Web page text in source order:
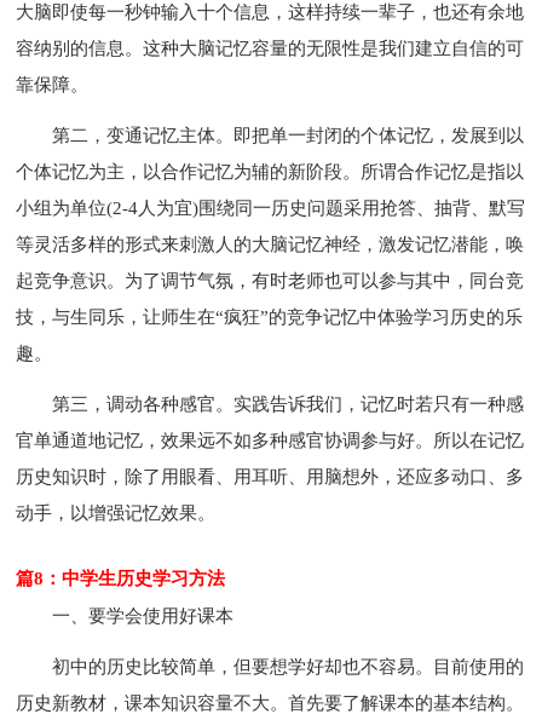
大脑即使每一秒钟输入十个信息，这样持续一辈子，也还有余地
容纳别的信息。这种大脑记忆容量的无限性是我们建立自信的可
靠保障。
第二，变通记忆主体。即把单一封闭的个体记忆，发展到以
个体记忆为主，以合作记忆为辅的新阶段。所谓合作记忆是指以
小组为单位(2-4人为宜)围绕同一历史问题采用抢答、抽背、默写
等灵活多样的形式来刺激人的大脑记忆神经，激发记忆潜能，唤
起竞争意识。为了调节气氛，有时老师也可以参与其中，同台竞
技，与生同乐，让师生在“疯狂”的竞争记忆中体验学习历史的乐
趣。
第三，调动各种感官。实践告诉我们，记忆时若只有一种感
官单通道地记忆，效果远不如多种感官协调参与好。所以在记忆
历史知识时，除了用眼看、用耳听、用脑想外，还应多动口、多
动手，以增强记忆效果。
篇8：中学生历史学习方法
一、要学会使用好课本
初中的历史比较简单，但要想学好却也不容易。目前使用的
历史新教材，课本知识容量不大。首先要了解课本的基本结构。